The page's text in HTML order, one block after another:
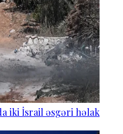
iki İsrail əsgəri həlak